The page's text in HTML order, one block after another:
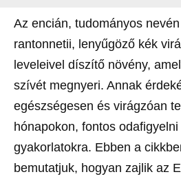
Az encián, tudományos
rantonnetii, lenyűgöző kék
leveleivel díszítő növény,
szívét megnyeri. Annak
egészségesen és virágzóan
hónapokon, fontos
gyakorlatokra. Ebben a
bemutatjuk, hogyan zajlik az